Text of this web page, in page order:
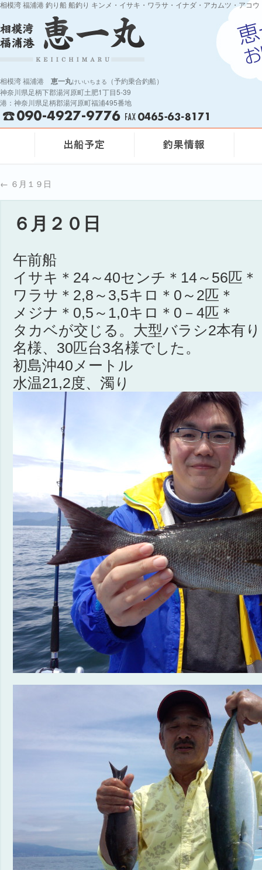
相模湾 福浦港 釣り船 船釣り キンメ・イサキ・ワラサ・イナダ・アカムツ・アコ
相模湾 福浦港 恵一丸けいいちまる
（予約乗合釣船）
神奈川県足柄下郡湯河原町土肥1丁目5-39
港：神奈川県足柄郡湯河原町福浦495番地
← ６月１９日
６月２０日
午前船
イサキ＊24～40センチ＊14～56匹＊
ワラサ＊2,8～3,5キロ＊0～2匹＊
メジナ＊0,5～1,0キロ＊0－4匹＊
タカベが交じる。大型バラシ2本有
名様、30匹台3名様でした。
初島沖40メートル
水温21,2度、濁り